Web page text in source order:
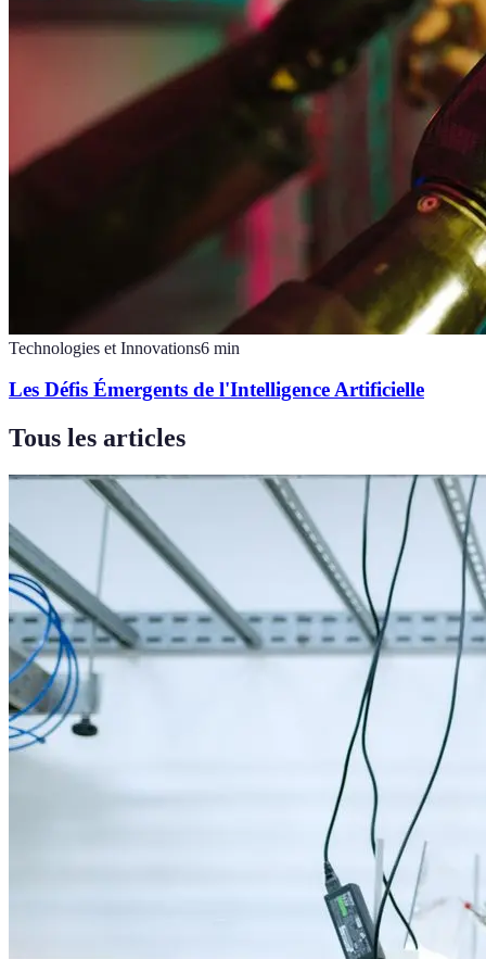
Technologies et Innovations6 min
Les Défis Émergents de l'Intelligence Artificielle
Tous les articles